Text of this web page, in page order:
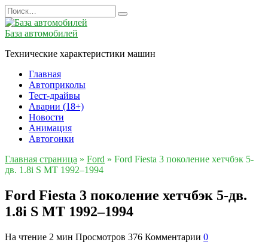
Перейти
к
содержанию
Search
for:
База автомобилей
Технические характеристики машин
Главная
Автоприколы
Тест-драйвы
Аварии (18+)
Новости
Анимация
Автогонки
Главная страница » Ford » Ford Fiesta 3 поколение хетчбэк 5-
дв. 1.8i S MT 1992–1994
Ford Fiesta 3 поколение хетчбэк 5-дв.
1.8i S MT 1992–1994
На чтение 2 мин Просмотров 376 Комментарии 0